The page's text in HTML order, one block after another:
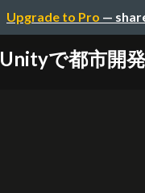
Upgrade to Pro —
Unityで都市開